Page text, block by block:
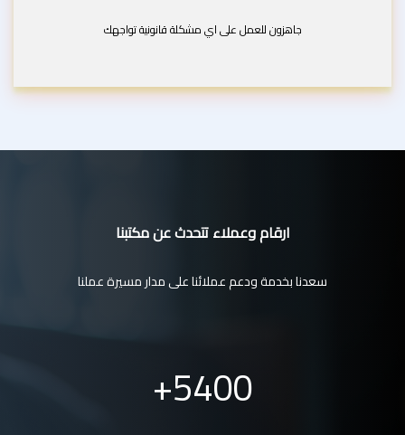
جاهزون للعمل على اي مشكلة قانونية تواجهك
ارقام وعملاء تتحدث عن مكتبنا
سعدنا بخدمة ودعم عملائنا على مدار مسيرة عملنا
5400